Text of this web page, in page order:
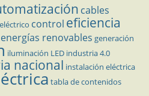
cables
control eficiencia
energías renovables generación
iluminación LED industria 4.0
nacional instalación eléctrica
tabla de contenidos